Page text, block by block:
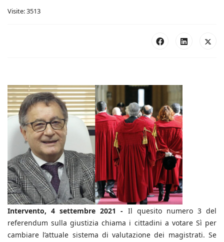
Visite: 3513
Intervento, 4 settembre 2021 - Il quesito numero 3 del
referendum sulla giustizia chiama i cittadini a votare Sì per
cambiare l’attuale sistema di valutazione dei magistrati. Se